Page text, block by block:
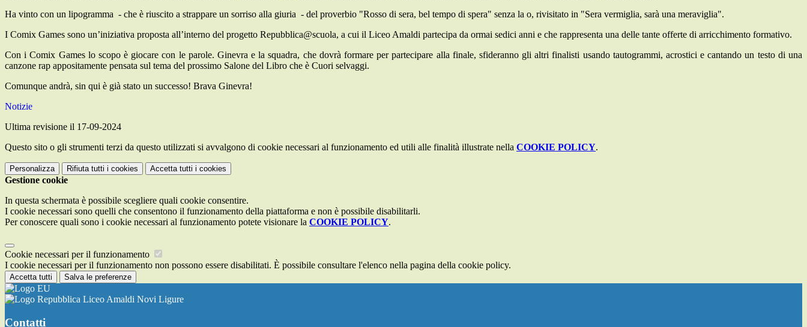
Ha vinto con un lipogramma - che è riuscito a strappare un sorriso alla giuria - del proverbio "Rosso di sera, bel tempo di spera" senza la o, rivisitato in "Sera vermiglia, sarà una meraviglia".
I Comix Games sono un’iniziativa proposta all’interno del progetto Repubblica@scuola, a cui il Liceo Amaldi partecipa da ormai sedici anni e che rappresenta una delle tante offerte di arricchimento formativo.
Con iComix Games lo scopo è giocare con le parole. Ginevra e la squadra, che dovrà formare per partecipare alla finale, sfideranno gli altrifinalisti usandotautogrammi, acrostici e cantando un testo di una
canzone rap appositamente pensata sul tema del prossimo Salone del Libro che è Cuori selvaggi.
Comunque andrà, sin qui è già stato un successo! Brava Ginevra!
Notizie
Ultima revisione il 17-09-2024
Questo sito o gli strumenti terzi da questo utilizzati si avvalgono di cookie necessari al funzionamento ed utili alle finalità illustrate nella COOKIE POLICY.
Personalizza Rifiuta tutti i cookies Accetta tutti i cookies
Gestione cookie
In questa schermata è possibile scegliere quali cookie consentire.
I cookie necessari sono quelli che consentono il funzionamento della piattaforma e non è possibile disabilitarli.
Per conoscere quali sono i cookie necessari al funzionamento potete visionare la COOKIE POLICY.
Cookie necessari per il funzionamento
I cookie necessari per il funzionamento non possono essere disabilitati. È possibile consultare l'elenco nella pagina della cookie policy.
Accetta tutti Salva le preferenze
Liceo Amaldi Novi Ligure
Contatti